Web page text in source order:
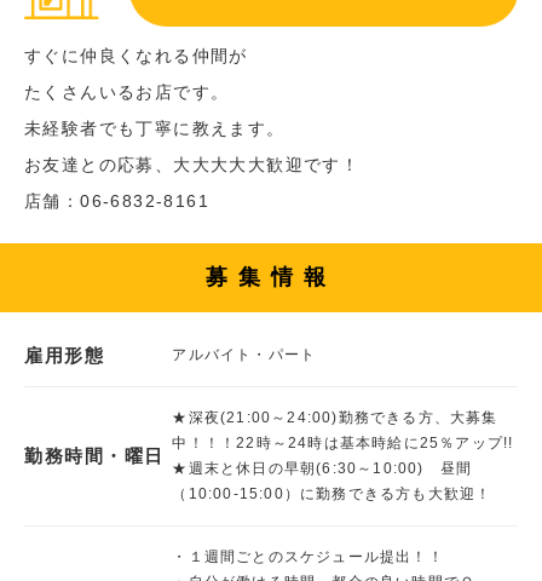
すぐに仲良くなれる仲間が
たくさんいるお店です。
未経験者でも丁寧に教えます。
お友達との応募、大大大大大歓迎です！
店舗：06-6832-8161
募集情報
雇用形態 アルバイト・パート
勤務時間・曜日
★深夜(21:00～24:00)勤務できる方、大募集
中！！！22時～24時は基本時給に25％アップ!!
★週末と休日の早朝(6:30～10:00) 昼間
（10:00-15:00）に勤務できる方も大歓迎！
・１週間ごとのスケジュール提出！！